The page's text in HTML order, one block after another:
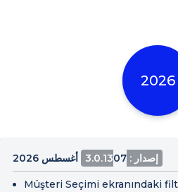
2026
إصدار : 3.0.13 07 أغسطس 2026
Müşteri Seçimi ekranındaki